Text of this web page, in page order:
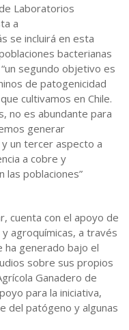
Laboratorios
a
se incluirá en esta
bacterianas
segundo objetivo es
de patogenicidad
cultivamos en Chile.
no es abundante para
generar
un tercer aspecto a
a cobre y
las poblaciones”
cuenta con el apoyo de
agroquímicas, a través
ha generado bajo el
sobre sus propios
Ganadero de
para la iniciativa,
del patógeno y algunas